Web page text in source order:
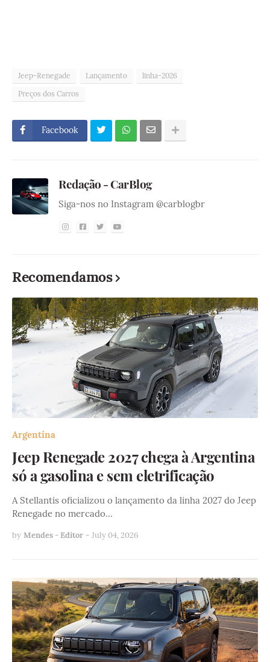
Jeep-Renegade Lançamento
linha-2026
Preços dos Carros
Facebook
Redação - CarBlog
Siga-nos no Instagram @carblogbr
Recomendamos
Argentina
Jeep Renegade 2027 chega à Argentina
só a gasolina e sem eletrificação
A Stellantis oficializou o lançamento da linha 2027 do Jeep
Renegade no mercado…
by Mendes - Editor - July 04, 2026